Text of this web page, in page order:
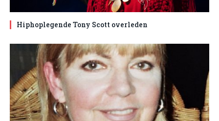
Hiphoplegende Tony Scott overleden